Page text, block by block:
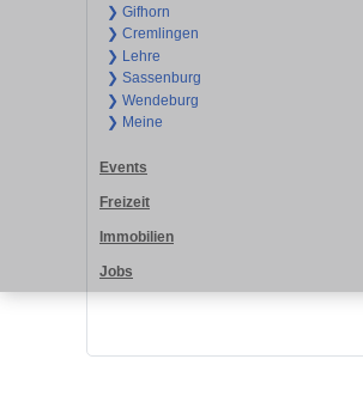
❯ Gifhorn
❯ Cremlingen
❯ Lehre
❯ Sassenburg
❯ Wendeburg
❯ Meine
Events
Freizeit
Immobilien
Jobs